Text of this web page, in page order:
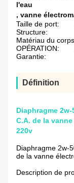
l'eau
, vanne
Taille de port:
Structure:
Matériau du
OPÉRATION:
Garantie:
Définition
Diaphragme
C.A. de la
220v
Diaphragme 2w-
de la vanne
Description de